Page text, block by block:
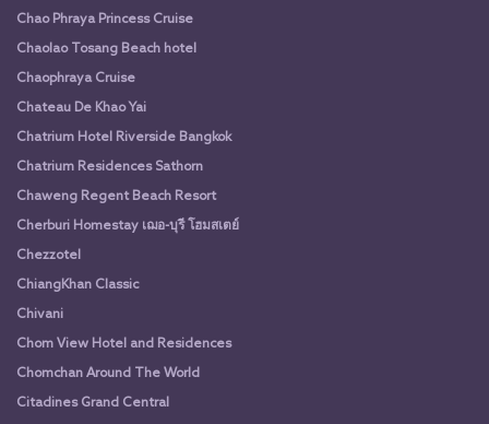
Chao Phraya Princess Cruise
Chaolao Tosang Beach hotel
Chaophraya Cruise
Chateau De Khao Yai
Chatrium Hotel Riverside Bangkok
Chatrium Residences Sathorn
Chaweng Regent Beach Resort
Cherburi Homestay เฌอ-บุรี โฮมสเตย์
Chezzotel
ChiangKhan Classic
Chivani
Chom View Hotel and Residences
Chomchan Around The World
Citadines Grand Central